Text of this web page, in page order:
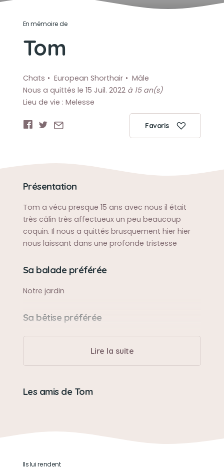
En mémoire de
Tom
Chats European Shorthair
Mâle
Nous a quittés le 15 Juil. 2022 à 15 an(s)
Lieu de vie : Melesse
Favoris
Présentation
Tom a vécu presque 15 ans avec nous il était
très câlin très affectueux un peu beaucoup
coquin. Il nous a quittés brusquement hier hier
nous laissant dans une profonde tristesse
Sa balade préférée
Notre jardin
Sa bêtise préférée
Gratter les portes pour qu on lui ouvre et venir
près de nos assiettes quémander de la
nourriture
Son caractère
Son jouet préféré
Lire la suite
Les amis de Tom
Ils lui rendent